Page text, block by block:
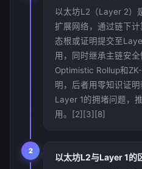
以太坊L2（Layer 2）
扩展网络，通过链下
态根或证明提交至
用，同时继承主链安
Optimistic Rollup和
明，后者用零知识证
Layer 1的拥堵问题，
用。[2][3][8]
2
以太坊L2与Layer 1的